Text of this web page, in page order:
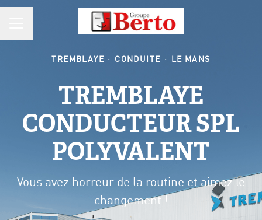
TREMBLAYE · CONDUITE · LE MANS
TREMBLAYE
CONDUCTEUR SPL
POLYVALENT
Vous avez horreur de la routine et aimez le
changement !